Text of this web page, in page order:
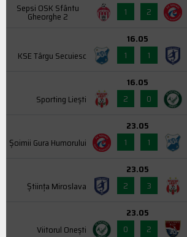
Sepsi OSK Sfântu
Gheorghe 2
1
2
KSE Târgu Secuiesc
16.05
1
1
Sporting Liești
16.05
2
0
Şoimii Gura Humorului
23.05
1
1
Știința Miroslava
23.05
2
3
Viitorul Onești
23.05
0
2